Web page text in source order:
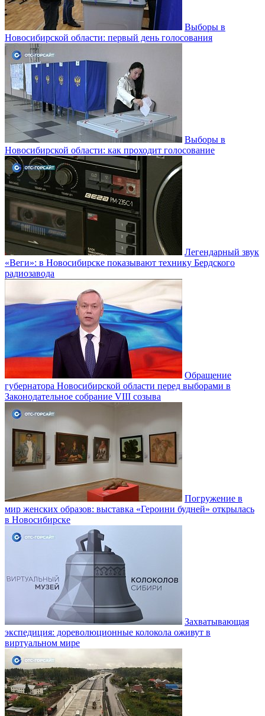
Выборы в
Новосибирской области: первый день голосования
Выборы в
Новосибирской области: как проходит голосование
Легендарный звук
«Веги»: в Новосибирске показывают технику Бердского
радиозавода
Обращение
губернатора Новосибирской области перед выборами в
Законодательное собрание VIII созыва
Погружение в
мир женских образов: выставка «Героини будней» открылась
в Новосибирске
Захватывающая
экспедиция: дореволюционные колокола оживут в
виртуальном мире